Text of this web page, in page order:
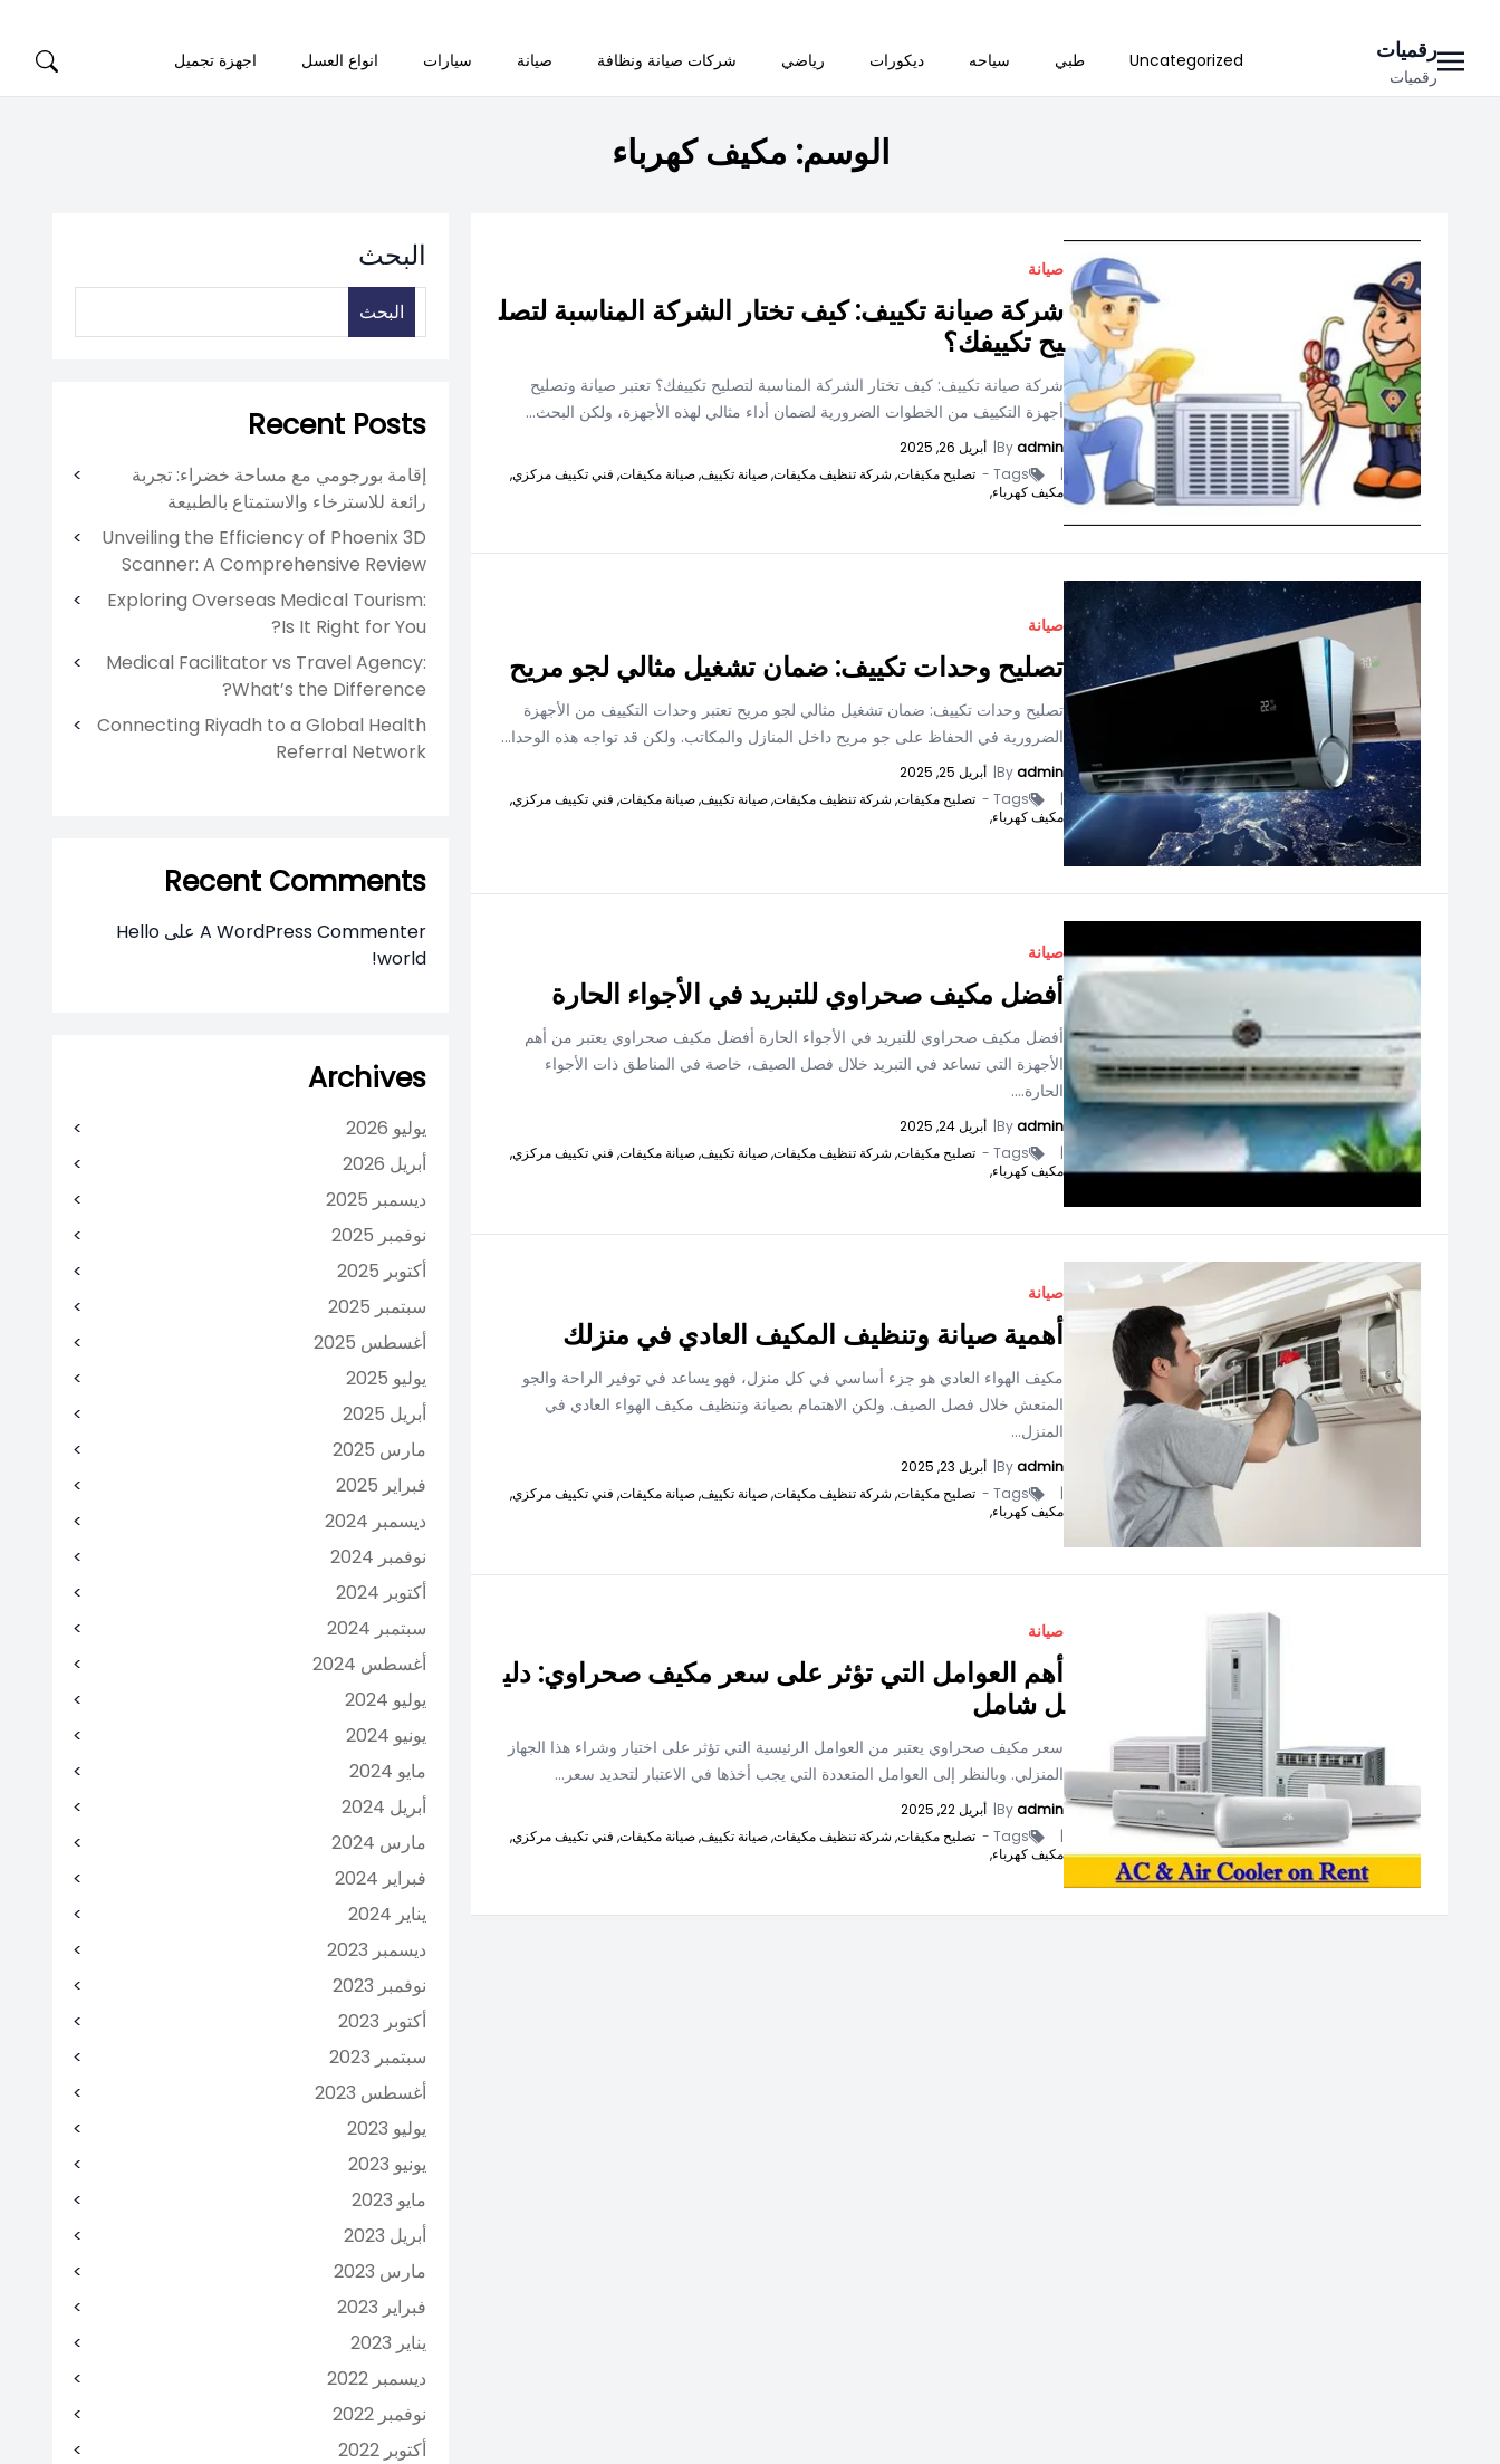
content
رقميات
رقميات
Uncategorized طبي سياحه ديكورات رياضي شركات صيانة ونظافة صيانة سيارات انواع العسل اجهزة تجميل
الوسم: مكيف كهرباء
صيانة
شركة صيانة تكييف: كيف تختار الشركة المناسبة لتصل
يح تكييفك؟
شركة صيانة تكييف: كيف تختار الشركة المناسبة لتصليح تكييفك؟ تعتبر صيانة وتصليح
أجهزة التكييف من الخطوات الضرورية لضمان أداء مثالي لهذه الأجهزة، ولكن البحث...
Byadmin
| أبريل 26, 2025
|
Tags - تصليح مكيفات, شركة تنظيف مكيفات,صيانة تكييف,صيانة مكيفات, فني تكييف مركزي,
مكيف كهرباء,
صيانة
تصليح وحدات تكييف: ضمان تشغيل مثالي لجو مريح
تصليح وحدات تكييف: ضمان تشغيل مثالي لجو مريح تعتبر وحدات التكييف من الأجهزة
الضرورية في الحفاظ على جو مريح داخل المنازل والمكاتب. ولكن قد تواجه هذه الوحدا...
Byadmin
| أبريل 25, 2025
|
Tags - تصليح مكيفات, شركة تنظيف مكيفات,صيانة تكييف,صيانة مكيفات, فني تكييف مركزي,
مكيف كهرباء,
صيانة
أفضل مكيف صحراوي للتبريد في الأجواء الحارة
أفضل مكيف صحراوي للتبريد في الأجواء الحارة أفضل مكيف صحراوي يعتبر من أهم
الأجهزة التي تساعد في التبريد خلال فصل الصيف، خاصة في المناطق ذات الأجواء
الحارة....
Byadmin
| أبريل 24, 2025
|
Tags - تصليح مكيفات, شركة تنظيف مكيفات,صيانة تكييف,صيانة مكيفات, فني تكييف مركزي,
مكيف كهرباء,
صيانة
أهمية صيانة وتنظيف المكيف العادي في منزلك
مكيف الهواء العادي هو جزء أساسي في كل منزل، فهو يساعد في توفير الراحة والجو
المنعش خلال فصل الصيف. ولكن الاهتمام بصيانة وتنظيف مكيف الهواء العادي في
المنزل...
Byadmin
| أبريل 23, 2025
|
Tags - تصليح مكيفات, شركة تنظيف مكيفات,صيانة تكييف,صيانة مكيفات, فني تكييف مركزي,
مكيف كهرباء,
صيانة
أهم العوامل التي تؤثر على سعر مكيف صحراوي: دلي
ل شامل
سعر مكيف صحراوي يعتبر من العوامل الرئيسية التي تؤثر على اختيار وشراء هذا الجهاز
المنزلي. وبالنظر إلى العوامل المتعددة التي يجب أخذها في الاعتبار لتحديد سعر...
Byadmin
| أبريل 22, 2025
|
Tags - تصليح مكيفات, شركة تنظيف مكيفات,صيانة تكييف,صيانة مكيفات, فني تكييف مركزي,
مكيف كهرباء,
البحث
البحث
Recent Posts
إقامة بورجومي مع مساحة خضراء: تجربة
رائعة للاسترخاء والاستمتاع بالطبيعة
Unveiling the Efficiency of Phoenix 3D
Scanner: A Comprehensive Review
Exploring Overseas Medical Tourism:
Is It Right for You?
Medical Facilitator vs Travel Agency:
What’s the Difference?
Connecting Riyadh to a Global Health
Referral Network
Recent Comments
A WordPress Commenter على Hello
world!
Archives
يوليو 2026
أبريل 2026
ديسمبر 2025
نوفمبر 2025
أكتوبر 2025
سبتمبر 2025
أغسطس 2025
يوليو 2025
أبريل 2025
مارس 2025
فبراير 2025
ديسمبر 2024
نوفمبر 2024
أكتوبر 2024
سبتمبر 2024
أغسطس 2024
يوليو 2024
يونيو 2024
مايو 2024
أبريل 2024
مارس 2024
فبراير 2024
يناير 2024
ديسمبر 2023
نوفمبر 2023
أكتوبر 2023
سبتمبر 2023
أغسطس 2023
يوليو 2023
يونيو 2023
مايو 2023
أبريل 2023
مارس 2023
فبراير 2023
يناير 2023
ديسمبر 2022
نوفمبر 2022
أكتوبر 2022